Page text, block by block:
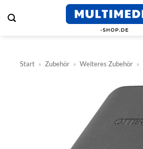
Inhalt
Start » Zubehör » Weiteres Zubehör »